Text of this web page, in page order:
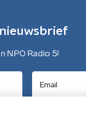
nieuwsbrief
NPO Radio 5!